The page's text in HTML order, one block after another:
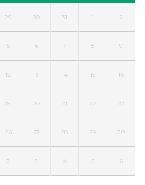
29 30 31 1 2
5 6 7 8 9
12 13 14 15 16
19 20 21 22 23
26 27 28 29 30
2 3 4 5 6